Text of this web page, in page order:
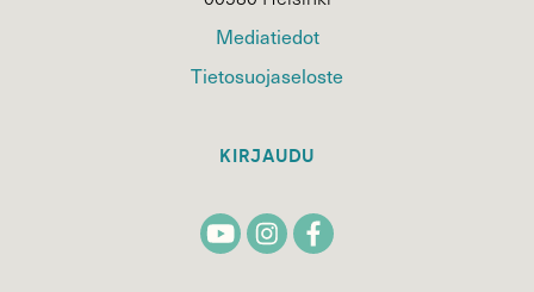
Mediatiedot
Tietosuojaseloste
KIRJAUDU